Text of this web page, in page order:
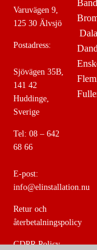
Varuvägen 9,
125 30 Älvsjö
Postadress:
Sjövägen 35B,
141 42
Huddinge,
Sverige
Tel: 08 – 642
68 66
E-post:
info@elinstallation.nu
Retur och
återbetalningspolicy
GDPR Policy